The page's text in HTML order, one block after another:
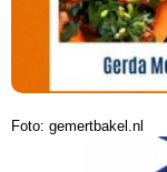
Foto: gemertbakel.nl